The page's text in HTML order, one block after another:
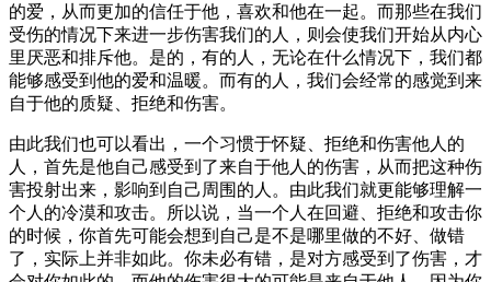
的爱，从而更加的信任于他，喜欢和他在一起。而那些在我们
受伤的情况下来进一步伤害我们的人，则会使我们开始从内心
里厌恶和排斥他。是的，有的人，无论在什么情况下，我们都
能够感受到他的爱和温暖。而有的人，我们会经常的感觉到来
自于他的质疑、拒绝和伤害。
由此我们也可以看出，一个习惯于怀疑、拒绝和伤害他人的
人，首先是他自己感受到了来自于他人的伤害，从而把这种伤
害投射出来，影响到自己周围的人。由此我们就更能够理解一
个人的冷漠和攻击。所以说，当一个人在回避、拒绝和攻击你
的时候，你首先可能会想到自己是不是哪里做的不好、做错
了，实际上并非如此。你未必有错，是对方感受到了伤害，才